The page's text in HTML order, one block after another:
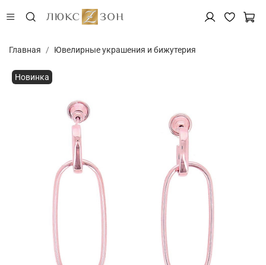
Главная Ювелирные украшения и бижутерия
Новинка